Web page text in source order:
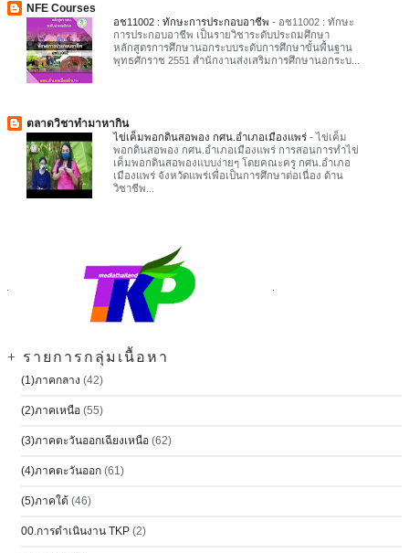
NFE Courses
อช11002 : ทักษะการประกอบอาชีพ - อช11002 : ทักษะ
การประกอบอาชีพ เป็นรายวิชาระดับประถมศึกษา
หลักสูตรการศึกษานอกระบบระดับการศึกษาขั้นพื้นฐาน
พุทธศักราช 2551 สำนักงานส่งเสริมการศึกษานอกระบ...
ตลาดวิชาทำมาหากิน
ไข่เค็มพอกดินสอพอง กศน.อำเภอเมืองแพร่ -ไข่เค็ม
พอกดินสอพอง กศน.อำเภอเมืองแพร่ การสอนการทำไข่
เค็มพอกดินสอพองแบบง่ายๆ โดยคณะครู กศน.อำเภอ
เมืองแพร่ จังหวัดแพร่เพื่อเป็นการศึกษาต่อเนื่อง ด้าน
วิชาชีพ...
+ รายการกลุ่มเนื้อหา
(1)ภาคกลาง (42)
(2)ภาคเหนือ (55)
(3)ภาคตะวันออกเฉียงเหนือ (62)
(4)ภาคตะวันออก (61)
(5)ภาคใต้ (46)
00.การดำเนินงาน TKP (2)